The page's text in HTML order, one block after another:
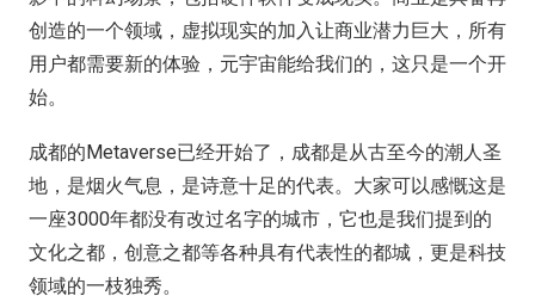
创造的一个领域，虚拟现实的加入让商业潜力巨大，所有
用户都需要新的体验，元宇宙能给我们的，这只是一个开
始。
成都的Metaverse已经开始了，成都是从古至今的潮人圣
地，是烟火气息，是诗意十足的代表。大家可以感慨这是
一座3000年都没有改过名字的城市，它也是我们提到的
文化之都，创意之都等各种具有代表性的都城，更是科技
领域的一枝独秀。